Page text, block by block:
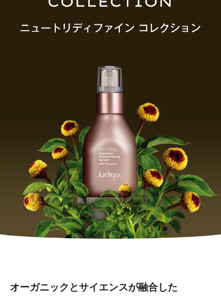
オーガニックとサイエンスが融合した